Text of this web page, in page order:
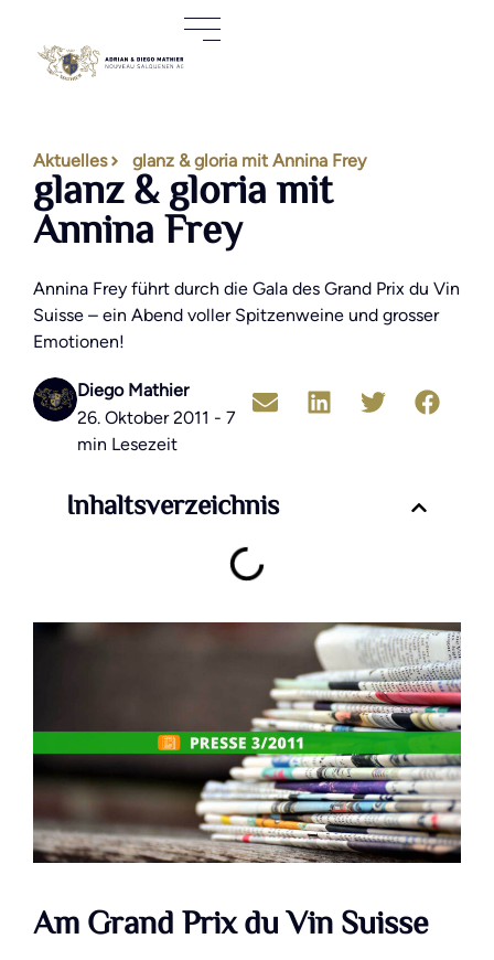
Aktuelles glanz & gloria mit Annina Frey
glanz & gloria mit
Annina Frey
Annina Frey führt durch die Gala des Grand Prix du Vin
Suisse – ein Abend voller Spitzenweine und grosser
Emotionen!
Diego Mathier
26. Oktober 2011 - 7
min Lesezeit
Inhaltsverzeichnis
Am Grand Prix du Vin Suisse